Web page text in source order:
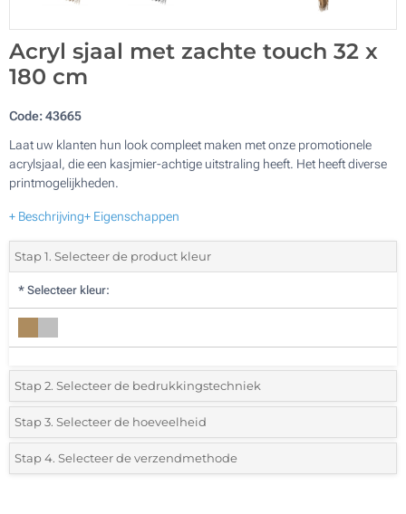
Acryl sjaal met zachte touch 32 x
180 cm
Code:43665
Laat uw klanten hun look compleet maken met onze promotionele
acrylsjaal, die een kasjmier-achtige uitstraling heeft. Het heeft diverse
printmogelijkheden.
+ Beschrijving+ Eigenschappen
Stap 1. Selecteer de product kleur
* Selecteer kleur:
Stap 2. Selecteer de bedrukkingstechniek
*Selecteer de bedrukking en kleuren van het logo:
1 Kleur (Aan een kant)
Stap 3. Selecteer de hoeveelheid
*Selecteer uit de lijst of voeg het gewenste aantal in
Stap 4. Selecteer de verzendmethode